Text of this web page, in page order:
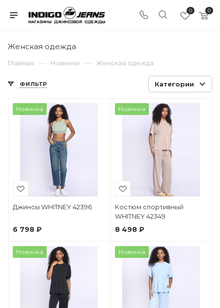
0 0
Женская одежда
Главная — Новинки — Женская одежда
ФИЛЬТР Категории
Новинка
Джинсы WHITNEY 42396
6 798 ₽
Новинка
Костюм спортивный
WHITNEY 42349
8 498 ₽
Новинка Новинка